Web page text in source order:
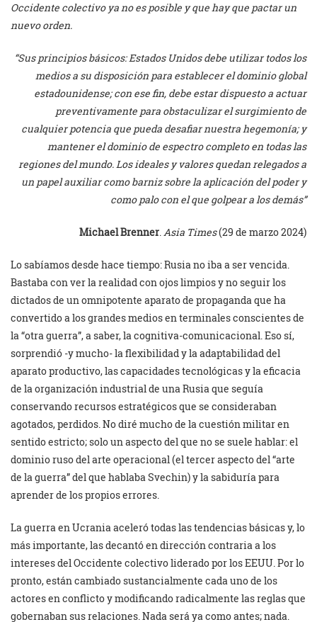
Occidente colectivo ya no es posible y que hay que pactar un
nuevo orden.
“Sus principios básicos: Estados Unidos debe utilizar todos los
medios a su disposición para establecer el dominio global
estadounidense; con ese fin, debe estar dispuesto a actuar
preventivamente para obstaculizar el surgimiento de
cualquier potencia que pueda desafiar nuestra hegemonía; y
mantener el dominio de espectro completo en todas las
regiones del mundo. Los ideales y valores quedan relegados a
un papel auxiliar como barniz sobre la aplicación del poder y
como palo con el que golpear a los demás”
Michael Brenner.Asia Times(29 de marzo 2024)
Lo sabíamos desde hace tiempo: Rusia no iba a ser vencida.
Bastaba con ver la realidad con ojos limpios y no seguir los
dictados de un omnipotente aparato de propaganda que ha
convertido a los grandes medios en terminales conscientes de
la “otra guerra”, a saber, la cognitiva-comunicacional. Eso sí,
sorprendió -y mucho- la flexibilidad y la adaptabilidad del
aparato productivo, las capacidades tecnológicas y la eficacia
de la organización industrial de una Rusia que seguía
conservando recursos estratégicos que se consideraban
agotados, perdidos. No diré mucho de la cuestión militar en
sentido estricto; solo un aspecto del que no se suele hablar: el
dominio ruso del arte operacional (el tercer aspecto del “arte
de la guerra” del que hablaba Svechin) y la sabiduría para
aprender de los propios errores.
La guerra en Ucrania aceleró todas las tendencias básicas y, lo
más importante, las decantó en dirección contraria a los
intereses del Occidente colectivo liderado por los EEUU. Por lo
pronto, están cambiado sustancialmente cada uno de los
actores en conflicto y modificando radicalmente las reglas que
gobernaban sus relaciones. Nada será ya como antes; nada.